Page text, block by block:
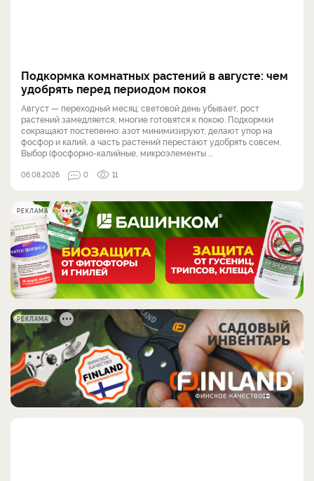
Подкормка комнатных растений в августе: чем
удобрять перед периодом покоя
Август — переходный месяц: световой день убывает, рост
растений замедляется, многие готовятся к покою. Подкормки
сокращают постепенно: азот минимизируют, делают упор на
фосфор и калий, а часть растений перестают удобрять совсем.
Выбор (фосфорно-калийные, микроэлементы ...
06.08.2026 0 11
РЕКЛАМА
РЕКЛАМА